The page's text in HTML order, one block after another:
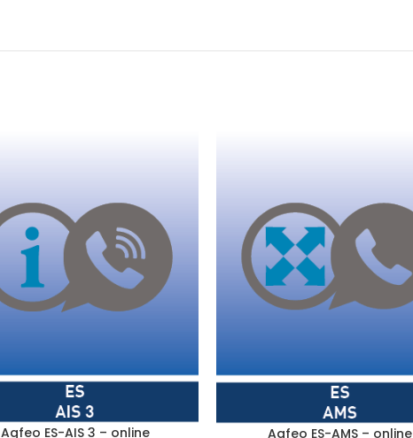
Agfeo ES-AIS 3 – online Agfeo ES-AMS – online